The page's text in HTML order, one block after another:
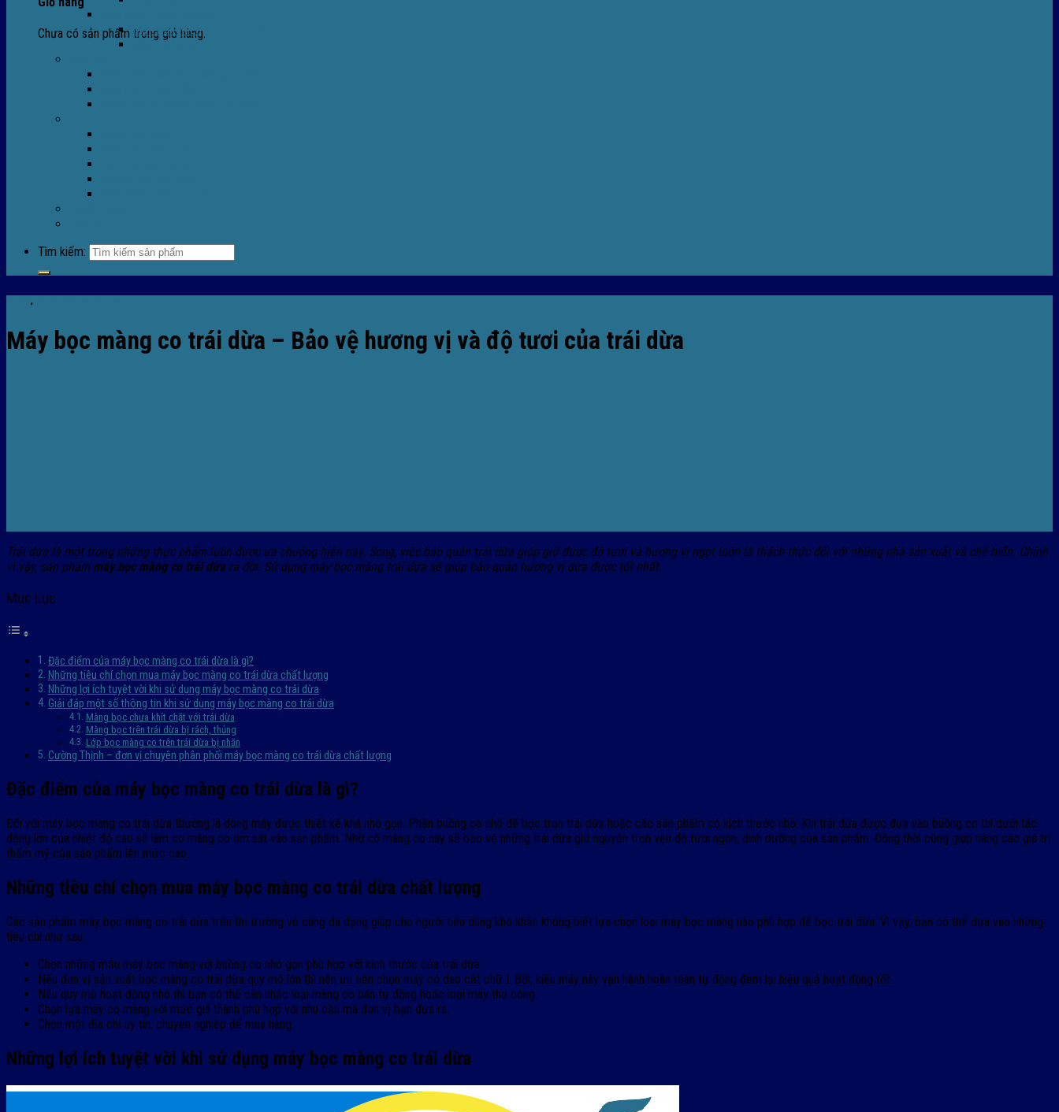
Chưa có sản phẩm trong giỏ hàng.
Máy Hàn Miệng Túi FR-770
Máy Đóng Đai FOREVER
Tìm kiếm:
,
Máy bọc màng co trái dừa – Bảo vệ hương vị và độ tươi của trái dừa
Trái dừa là một trong những thực phẩm luôn được ưa chuộng hiện nay. Song, việc bảo quản trái dừa giúp giữ được độ tươi và hương vị ngọt luôn là thách thức đối với những nhà sản xuất và chế biến. Chính
vì vậy, sản phẩm máy bọc màng co trái dừara đời. Sử dụng máy bọc màng trái dừa sẽ giúp bảo quản hương vị dừa được tốt nhất.
Mục Lục
Đặc điểm của máy bọc màng co trái dừa là gì?
Những tiêu chí chọn mua máy bọc màng co trái dừa chất lượng
Những lợi ích tuyệt vời khi sử dụng máy bọc màng co trái dừa
Giải đáp một số thông tin khi sử dụng máy bọc màng co trái dừa
Màng bọc chưa khít chặt với trái dừa
Màng bọc trên trái dừa bị rách, thủng
Lớp bọc màng co trên trái dừa bị nhăn
Cường Thịnh – đơn vị chuyên phân phối máy bọc màng co trái dừa chất lượng
Đặc điểm của máy bọc màng co trái dừa là gì?
Đối với máy bọc màng co trái dừa thường là dòng máy được thiết kế khá nhỏ gọn. Phần buồng co nhỏ để bọc trọn trái dừa hoặc các sản phẩm có kích thước nhỏ. Khi trái dừa được đưa vào buồng co thì dưới tác
động lớn của nhiệt độ cao sẽ làm co màng co ôm sát vào sản phẩm. Nhờ có màng co này sẽ bảo vệ những trái dừa giữ nguyên trọn vẹn độ tươi ngon, dinh dưỡng của sản phẩm. Đồng thời cũng giúp nâng cao giá trị
thẩm mỹ của sản phẩm lên mức cao.
Những tiêu chí chọn mua máy bọc màng co trái dừa chất lượng
Các sản phẩm máy bọc màng co trái dừa trên thị trường vô cùng đa dạng giúp cho người tiêu dùng khó khăn không biết lựa chọn loại máy bọc màng nào phù hợp để bọc trái dừa. Vì vậy, bạn có thể dựa vào những
tiêu chí như sau:
Chọn những mẫu máy bọc màng với buồng co nhỏ gọn phù hợp với kích thước của trái dừa.
Nếu đơn vị sản xuất bọc màng co trái dừa quy mô lớn thì nên ưu tiên chọn máy có dao cắt chữ I. Bởi, kiểu máy này vận hành hoàn toàn tự động đem lại hiệu quả hoạt động tốt.
Nếu quy mô hoạt động nhỏ thì bạn có thể cân nhắc loại màng co bán tự động hoặc loại máy thủ công.
Chọn lựa máy co màng với mức giá thành phù hợp với nhu cầu mà đơn vị bạn đưa ra.
Chọn một địa chỉ uy tín, chuyên nghiệp để mua hàng.
Những lợi ích tuyệt vời khi sử dụng máy bọc màng co trái dừa